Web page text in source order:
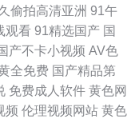
偷拍高清亚洲 91午
观看 91精选国产 国
产不卡小视频 AV色
全免费 国产精品第
免费成人软件 黄色网
频 伦理视频网站 黄色